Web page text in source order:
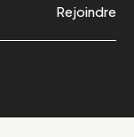
Rejoindre